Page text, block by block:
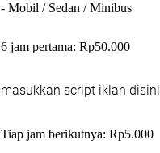
- Mobil / Sedan / Minibus
6 jam pertama: Rp50.000
masukkan script iklan disini
Tiap jam berikutnya: Rp5.000